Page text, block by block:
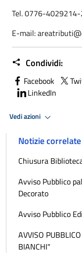
Tel. 0776-
E-mail:
Condividi:
Facebook
LinkedIn
Vedi azioni
Notizie correlate
Chiusura
Avviso Pubblico
Decorato
Avviso Pubblico
AVVISO
BIANCHI"